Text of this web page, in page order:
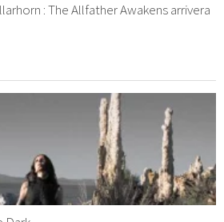
: The Allfather Awakens arrivera